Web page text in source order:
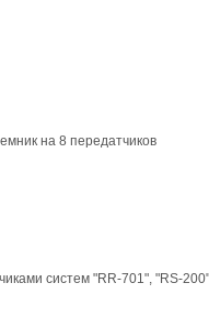
на 8 передатчиков
систем "RR-701", "RS-